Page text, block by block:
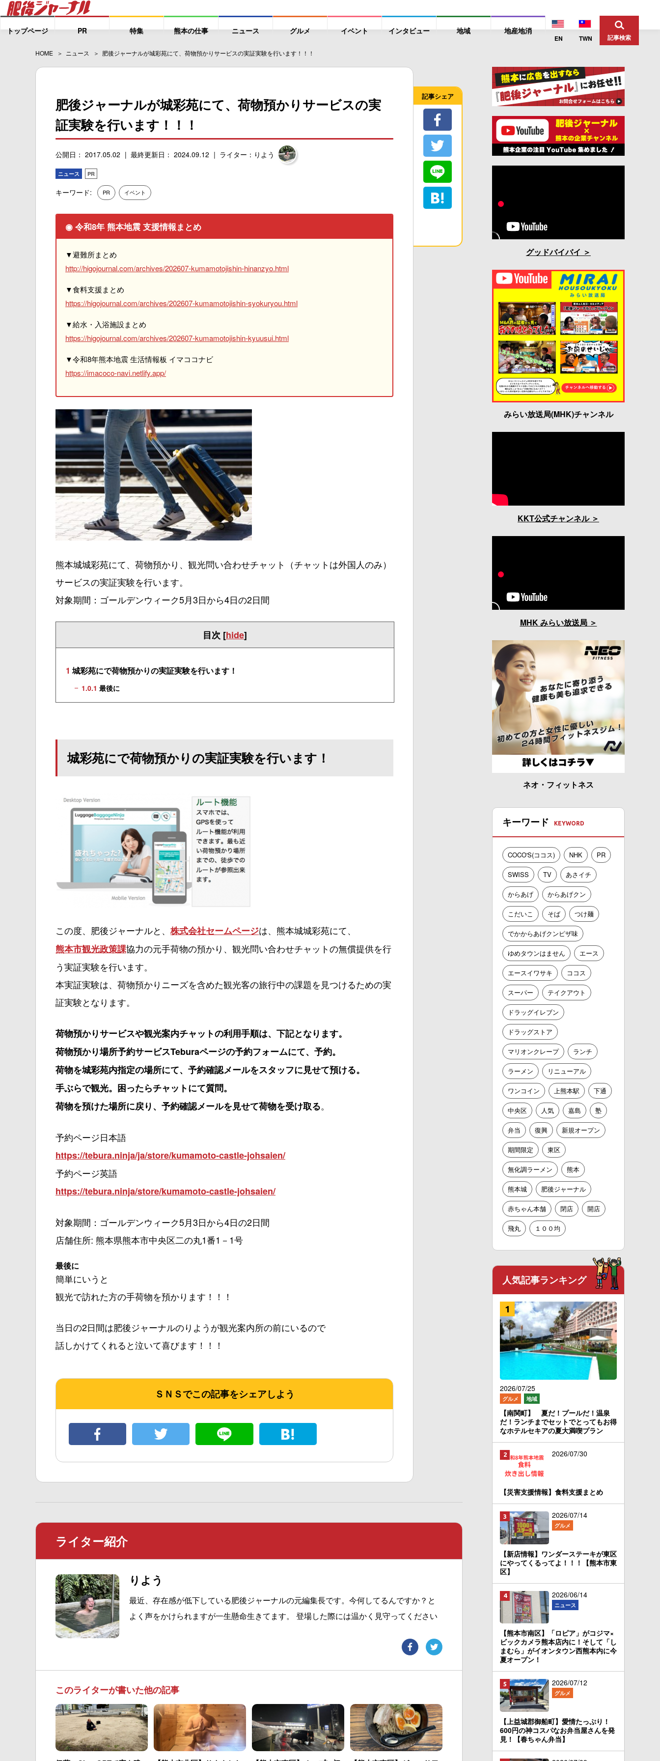
トップページ PR 特集 熊本の仕事 ニュース グルメ イベント インタビュー 地域 地産地消
EN TWN 記事検索
HOME ニュース 肥後ジャーナルが城彩苑にて、荷物預かりサービスの実証実験を行います！！！
肥後ジャーナルが城彩苑にて、荷物預かりサービスの実
証実験を行います！！！
公開日： 2017.05.02 最終更新日： 2024.09.12 ライター：りよう
ニュース PR
キーワード: PR イベント
◉ 令和8年 熊本地震 支援情報まとめ
▼避難所まとめ
http://higojournal.com/archives/202607-kumamotojishin-hinanzyo.html
▼食料支援まとめ
https://higojournal.com/archives/202607-kumamotojishin-syokuryou.html
▼給水・入浴施設まとめ
https://higojournal.com/archives/202607-kumamotojishin-kyuusui.html
▼令和8年熊本地震 生活情報板 イマココナビ
https://imacoco-navi.netlify.app/
熊本城城彩苑にて、荷物預かり、観光問い合わせチャット（チャットは外国人のみ）
サービスの実証実験を行います。
対象期間：ゴールデンウィーク5月3日から4日の2日間
目次 [hide]
1 城彩苑にで荷物預かりの実証実験を行います！
1.0.1 最後に
城彩苑にで荷物預かりの実証実験を行います！
この度、肥後ジャーナルと、株式会社セームページは、熊本城城彩苑にて、
熊本市観光政策課協力の元手荷物の預かり、観光問い合わせチャットの無償提供を行
う実証実験を行います。
本実証実験は、荷物預かりニーズを含めた観光客の旅行中の課題を見つけるための実
証実験となります。
荷物預かりサービスや観光案内チャットの利用手順は、下記となります。
荷物預かり場所予約サービスTeburaページの予約フォームにて、予約。
荷物を城彩苑内指定の場所にて、予約確認メールをスタッフに見せて預ける。
手ぶらで観光。困ったらチャットにて質問。
荷物を預けた場所に戻り、予約確認メールを見せて荷物を受け取る。
予約ページ日本語
https://tebura.ninja/ja/store/kumamoto-castle-johsaien/
予約ページ英語
https://tebura.ninja/store/kumamoto-castle-johsaien/
対象期間：ゴールデンウィーク5月3日から4日の2日間
店舗住所: 熊本県熊本市中央区二の丸1番1－1号
最後に
簡単にいうと
観光で訪れた方の手荷物を預かります！！！
当日の2日間は肥後ジャーナルのりようが観光案内所の前にいるので
話しかけてくれると泣いて喜びます！！！
ＳＮＳでこの記事をシェアしよう
記事シェア
ライター紹介
りよう
最近、存在感が低下している肥後ジャーナルの元編集長です。今何してるんですか？と
よく声をかけられますが一生懸命生きてます。 登場した際には温かく見守ってください
このライターが書いた他の記事
グッドバイバイ
みらい放送局(MHK)チャンネル
KKT公式チャンネル
MHK みらい放送局
ネオ・フィットネス
キーワード
COCO'S(ココス) NHK PR
SWISS TV あさイチ
からあげ からあげクン
こだいこ そば つけ麺
でかからあげクンピザ味
ゆめタウンはません エース
エースイワサキ ココス
スーパー テイクアウト
ドラッグイレブン
ドラッグストア
マリオンクレープ ランチ
ラーメン リニューアル
ワンコイン 上熊本駅 下通
中央区 人気 嘉島 塾
弁当 復興 新規オープン
期間限定 東区
無化調ラーメン 熊本
熊本城 肥後ジャーナル
赤ちゃん本舗 閉店 開店
飛丸 １００均
人気記事ランキング
2026/07/25
グルメ 地域
【南関町】 夏だ！プールだ！温泉
だ！ランチまでセットでとってもお得
なホテルセキアの夏大満喫プラン
2026/07/30
【災害支援情報】食料支援まとめ
2026/07/14
グルメ
【新店情報】ワンダーステーキが東区
にやってくるってよ！！！【熊本市東
区】
2026/06/14
ニュース
【熊本市南区】「ロピア」がコジマ×
ビックカメラ熊本店内に！そして「し
まむら」がイオンタウン西熊本内に今
夏オープン！
2026/07/12
グルメ
【上益城郡御船町】愛情たっぷり！
600円の神コスパなお弁当屋さんを発
見！【春ちゃん弁当】